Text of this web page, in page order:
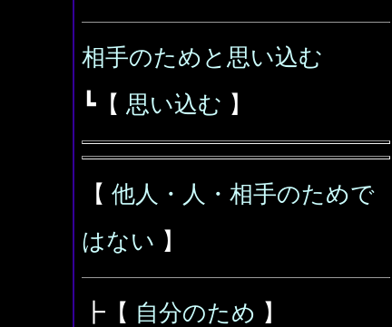
相手のためと思い込む
┗【 思い込む 】
【 他人・人・相手のためで
はない 】
┣【 自分のため 】